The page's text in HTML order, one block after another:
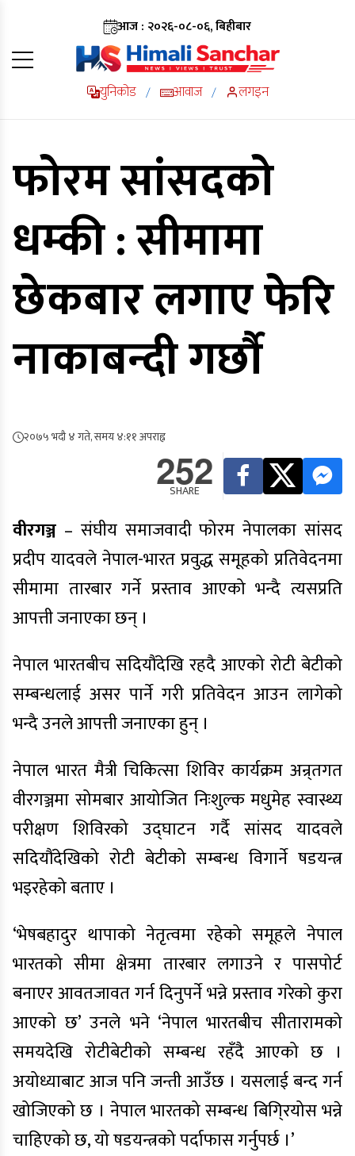
आज : २०२६-०८-०६, बिहीबार
युनिकोड / आवाज / लगइन
फोरम सांसदको
धम्की : सीमामा
छेकबार लगाए फेरि
नाकाबन्दी गर्छौ
२०७५ भदौ ४ गते, समय ४:११ अपराह्न
252
SHARE
वीरगञ्ज – संघीय समाजवादी फोरम नेपालका सांसद
प्रदीप यादवले नेपाल-भारत प्रवुद्ध समूहको प्रतिवेदनमा
सीमामा तारबार गर्ने प्रस्ताव आएको भन्दै त्यसप्रति
आपत्ती जनाएका छन् ।
नेपाल भारतबीच सदियौंदेखि रहदै आएको रोटी बेटीको
सम्बन्धलाई असर पार्ने गरी प्रतिवेदन आउन लागेको
भन्दै उनले आपत्ती जनाएका हुन् ।
नेपाल भारत मैत्री चिकित्सा शिविर कार्यक्रम अन्र्तगत
वीरगञ्जमा सोमबार आयोजित निःशुल्क मधुमेह स्वास्थ्य
परीक्षण शिविरको उद्घाटन गर्दै सांसद यादवले
सदियौंदेखिको रोटी बेटीको सम्बन्ध विगार्ने षडयन्त्र
भइरहेको बताए ।
‘भेषबहादुर थापाको नेतृत्वमा रहेको समूहले नेपाल
भारतको सीमा क्षेत्रमा तारबार लगाउने र पासपोर्ट
बनाएर आवतजावत गर्न दिनुपर्ने भन्ने प्रस्ताव गरेको कुरा
आएको छ’ उनले भने ‘नेपाल भारतबीच सीतारामको
समयदेखि रोटीबेटीको सम्बन्ध रहँदै आएको छ ।
अयोध्याबाट आज पनि जन्ती आउँछ । यसलाई बन्द गर्न
खोजिएको छ । नेपाल भारतको सम्बन्ध बिगि्रयोस भन्ने
चाहिएको छ, यो षडयन्त्रको पर्दाफास गर्नुपर्छ ।’